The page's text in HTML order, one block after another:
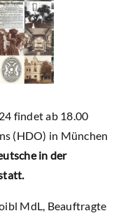
findet ab 18.00
(HDO) in München
in der
MdL, Beauftragte